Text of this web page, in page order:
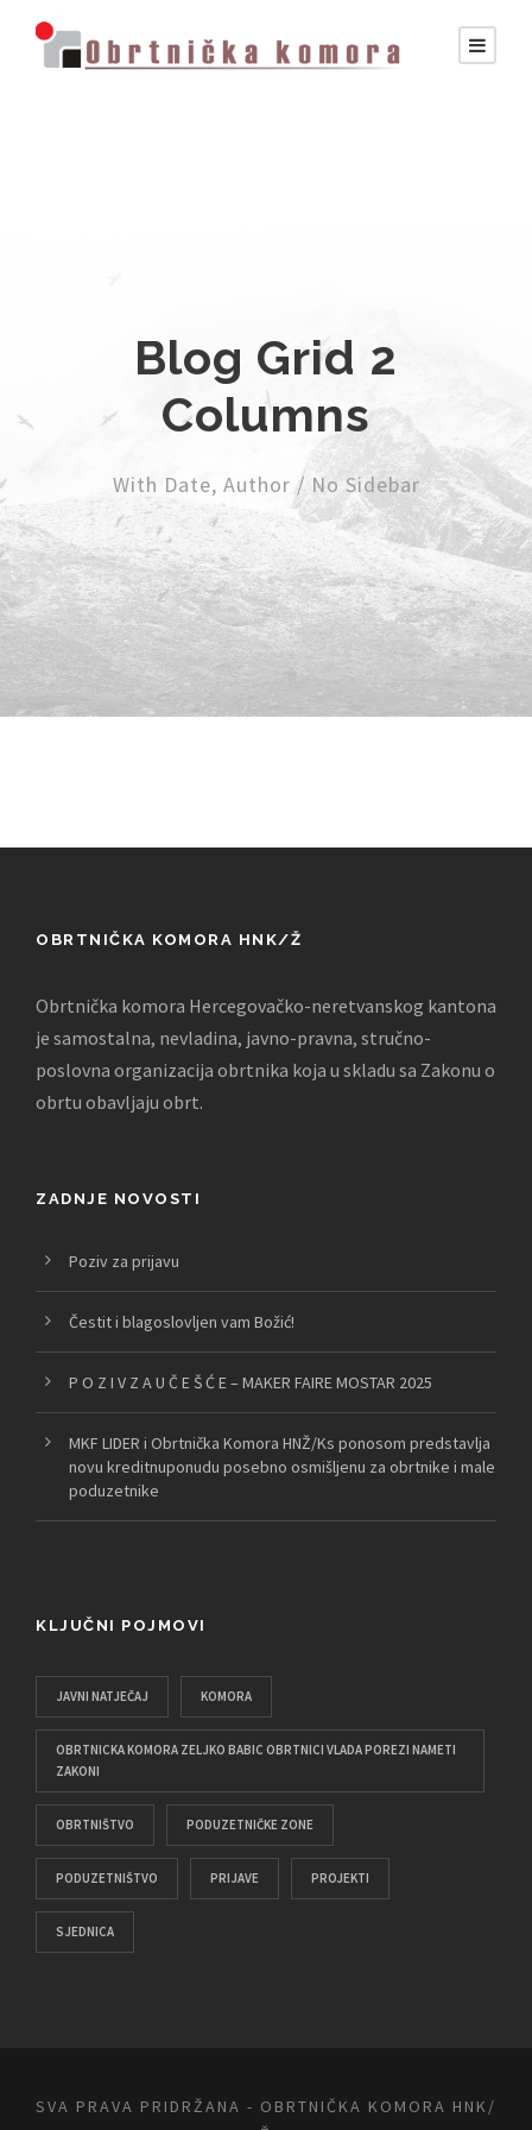
Blog Grid 2
Columns
With Date, Author / No Sidebar
OBRTNIČKA KOMORA HNK/Ž
Obrtnička komora Hercegovačko-neretvanskog kantona
je samostalna, nevladina, javno-pravna, stručno-
poslovna organizacija obrtnika koja u skladu sa Zakonu o
obrtu obavljaju obrt.
ZADNJE NOVOSTI
Poziv za prijavu
Čestit i blagoslovljen vam Božić!
P O Z I V Z A U Č E Š Ć E – MAKER FAIRE MOSTAR 2025
MKF LIDER i Obrtnička Komora HNŽ/Ks ponosom predstavlja
novu kreditnuponudu posebno osmišljenu za obrtnike i male
poduzetnike
KLJUČNI POJMOVI
JAVNI NATJEČAJ KOMORA
OBRTNICKA KOMORA ZELJKO BABIC OBRTNICI VLADA POREZI NAMETI
ZAKONI
OBRTNIŠTVO PODUZETNIČKE ZONE
PODUZETNIŠTVO PRIJAVE PROJEKTI
SJEDNICA
SVA PRAVA PRIDRŽANA - OBRTNIČKA KOMORA HNK/